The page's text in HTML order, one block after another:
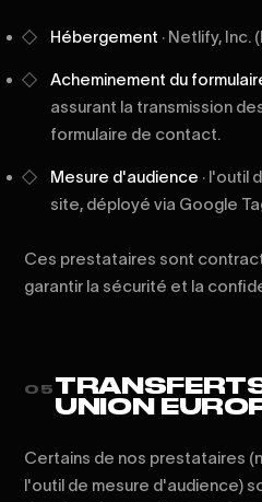
Hébergement · Netlify,
Acheminement du
assurant la transmission
formulaire de contact.
Mesure d'audience · l'outil
site, déployé via Google
Ces prestataires sont
garantir la sécurité et la
05
UNION
Certains de nos prestataires
l'outil de mesure d'audience)